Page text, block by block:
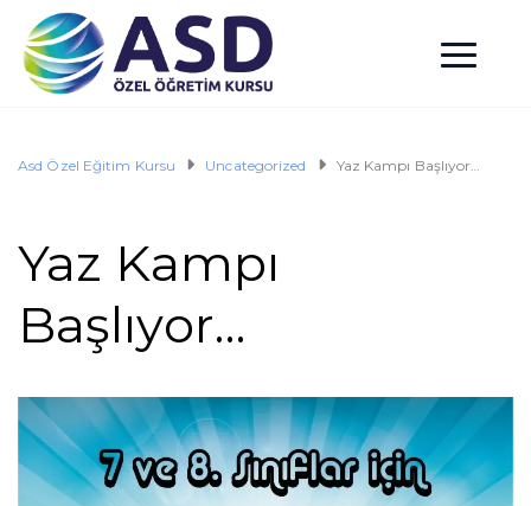
Asd Özel Eğitim Kursu Uncategorized Yaz Kampı Başlıyor…
Yaz Kampı
Başlıyor…